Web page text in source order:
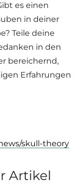
es einen
in deiner
Teile deine
in den
bereichernd,
Erfahrungen
skull-theory
Artikel